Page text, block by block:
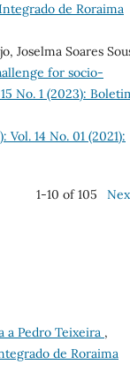
de Roraima
Joselma Soares
for socio-
No. 1 (2023):
14 No. 01 (2021):
1-10 of 105
a Pedro Teixeira ,
de Roraima